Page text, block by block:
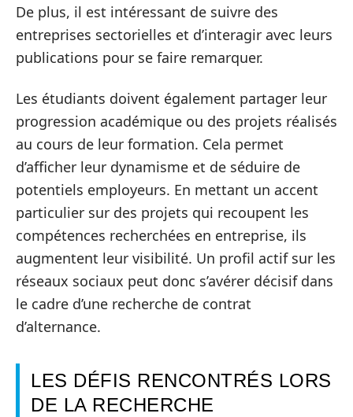
De plus, il est intéressant de suivre des
entreprises sectorielles et d’interagir avec leurs
publications pour se faire remarquer.
Les étudiants doivent également partager leur
progression académique ou des projets réalisés
au cours de leur formation. Cela permet
d’afficher leur dynamisme et de séduire de
potentiels employeurs. En mettant un accent
particulier sur des projets qui recoupent les
compétences recherchées en entreprise, ils
augmentent leur visibilité. Un profil actif sur les
réseaux sociaux peut donc s’avérer décisif dans
le cadre d’une recherche de contrat
d’alternance.
LES DÉFIS RENCONTRÉS LORS
DE LA RECHERCHE